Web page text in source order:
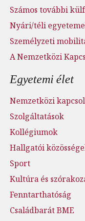
Számos további
Nyári/téli
Személyzeti
A Nemzetközi
Egyetemi élet
Nemzetközi
Szolgáltatások
Kollégiumok
Hallgatói
Sport
Kultúra és
Fenntarthatóság
Családbarát BME